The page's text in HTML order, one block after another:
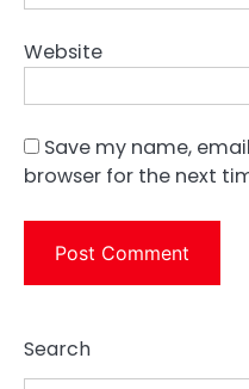
Website
Save my name,
browser for the next
Search